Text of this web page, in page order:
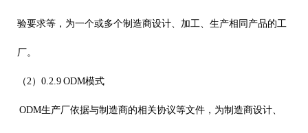
验要求等，为一个或多个制造商设计、加工、生产相同产品的工
厂。
（2） 0.2.9 ODM模式
ODM生产厂依据与制造商的相关协议等文件，为制造商设计、